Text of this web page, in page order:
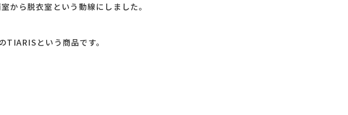
から脱衣室という動線にしました。
という商品です。